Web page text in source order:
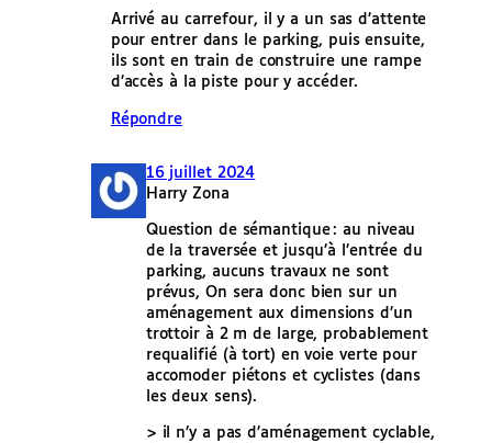
Arrivé au carrefour, il y a un sas d’attente
pour entrer dans le parking, puis ensuite,
ils sont en train de construire une rampe
d’accès à la piste pour y accéder.
Répondre
16 juillet 2024
Harry Zona
Question de sémantique : au niveau
de la traversée et jusqu’à l’entrée du
parking, aucuns travaux ne sont
prévus, On sera donc bien sur un
aménagement aux dimensions d’un
trottoir à 2 m de large, probablement
requalifié (à tort) en voie verte pour
accomoder piétons et cyclistes (dans
les deux sens).
> il n’y a pas d’aménagement cyclable,